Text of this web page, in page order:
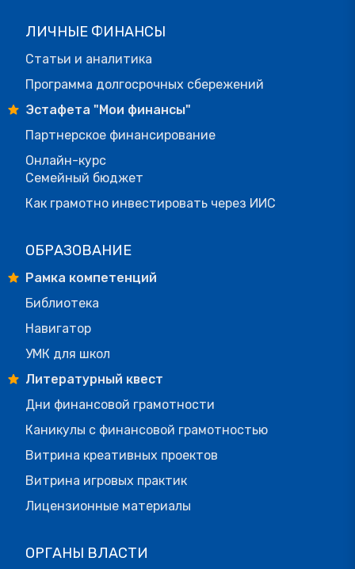
ЛИЧНЫЕ ФИНАНСЫ
Статьи и аналитика
Программа долгосрочных сбережений
Эстафета "Мои финансы"
Партнерское финансирование
Онлайн-курс
Семейный бюджет
Как грамотно инвестировать через ИИС
ОБРАЗОВАНИЕ
Рамка компетенций
Библиотека
Навигатор
УМК для школ
Литературный квест
Дни финансовой грамотности
Каникулы с финансовой грамотностью
Витрина креативных проектов
Витрина игровых практик
Лицензионные материалы
ОРГАНЫ ВЛАСТИ